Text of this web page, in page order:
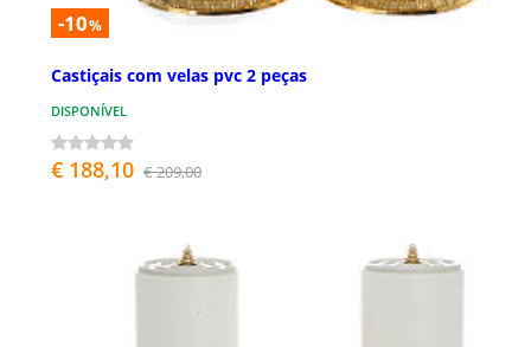
-10%
Castiçais com velas pvc 2 peças
DISPONÍVEL
€ 188,10 € 209,00